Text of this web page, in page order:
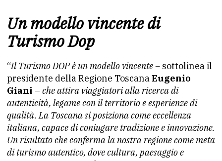
Un modello vincente di
Turismo Dop
“Il Turismo DOP è un modello vincente – sottolinea il
presidente della Regione ToscanaEugenio
Giani – che attira viaggiatori alla ricerca di
autenticità, legame con il territorio e esperienze di
qualità. La Toscana si posiziona come eccellenza
italiana, capace di coniugare tradizione e innovazione.
Un risultato che conferma la nostra regione come meta
di turismo autentico, dove cultura, paesaggio e